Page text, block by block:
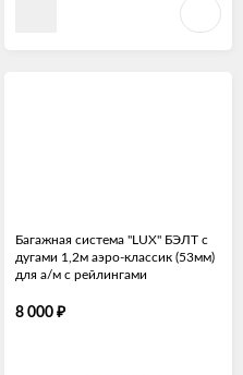
Багажная система "LUX" БЭЛТ с
дугами 1,2м аэро-классик (53мм)
для а/м с рейлингами
8 000 ₽